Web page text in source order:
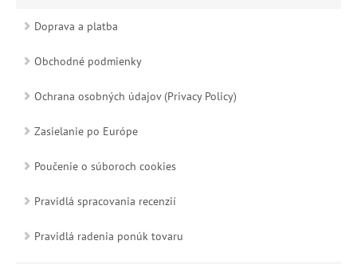
Doprava a platba
Obchodné podmienky
Ochrana osobných údajov (Privacy Policy)
Zasielanie po Európe
Poučenie o súboroch cookies
Pravidlá spracovania recenzií
Pravidlá radenia ponúk tovaru